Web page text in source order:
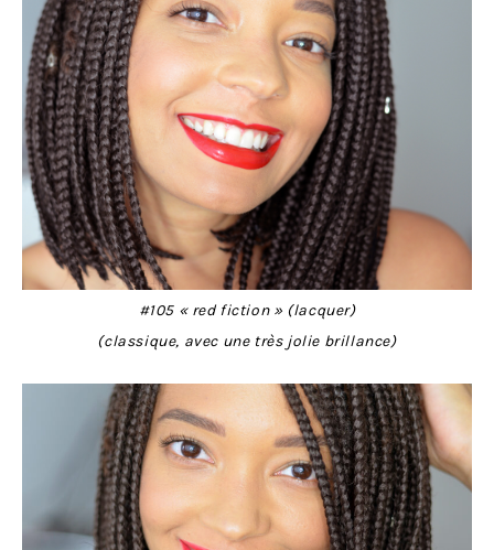
#105 « red fiction » (lacquer)
(classique, avec une très jolie brillance)